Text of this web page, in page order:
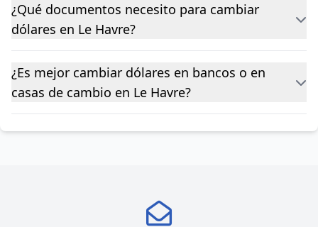
¿Qué documentos necesito para cambiar
dólares en Le Havre?
¿Es mejor cambiar dólares en bancos o en
casas de cambio en Le Havre?